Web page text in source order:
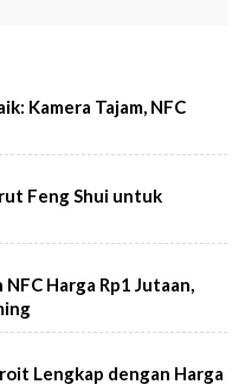
Kamera Tajam, NFC
Feng Shui untuk
Harga Rp1 Jutaan,
Lengkap dengan Harga